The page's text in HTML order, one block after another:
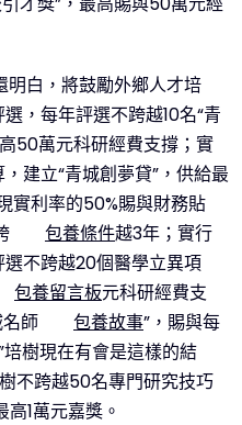
明白，將鼓勵外鄉人才培
，每年評選不跨越10名“青
50萬元科研經費支撐；實
，建立“青城創夢貸”，供給最
實利率的50%賜與財務貼
包養條件越3年；實行
選不跨越20個醫學立異項
包養留言板元科研經費支
師
包養故事”，賜與每
培樹現在有會是這樣的結
不跨越50名專門研究技巧
1萬元嘉獎。